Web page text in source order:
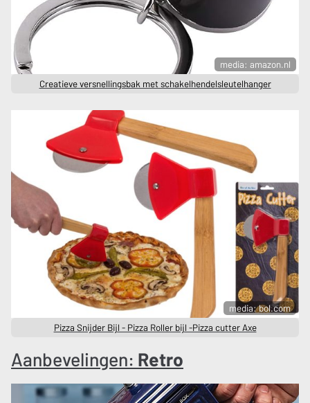
media: amazon.nl
Creatieve versnellingsbak met schakelhendelsleutelhanger
media: bol.com
Pizza Snijder Bijl - Pizza Roller bijl -Pizza cutter Axe
Aanbevelingen: Retro